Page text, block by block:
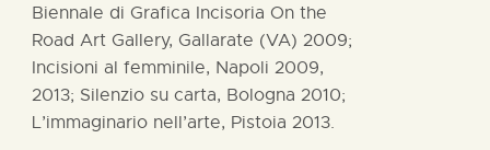
Biennale di Grafica Incisoria On the
Road Art Gallery, Gallarate (VA) 2009;
Incisioni al femminile, Napoli 2009,
2013; Silenzio su carta, Bologna 2010;
L’immaginario nell’arte, Pistoia 2013.